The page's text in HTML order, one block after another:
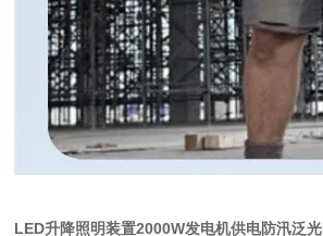
LED升降照明装置2000W发电机供电防汛泛光